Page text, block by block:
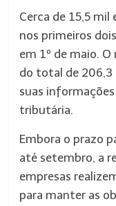
Cerca de 15,5
nos primeiros
em 1º de maio.
do total de 206,3
suas
tributária.
Embora o prazo
até setembro, a
empresas
para manter as